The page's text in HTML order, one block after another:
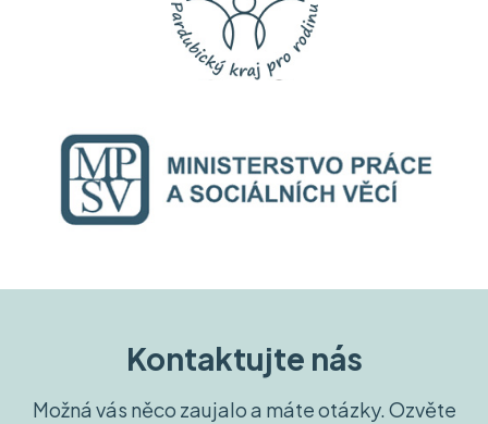
Kontaktujte nás
Možná vás něco zaujalo a máte otázky. Ozvěte